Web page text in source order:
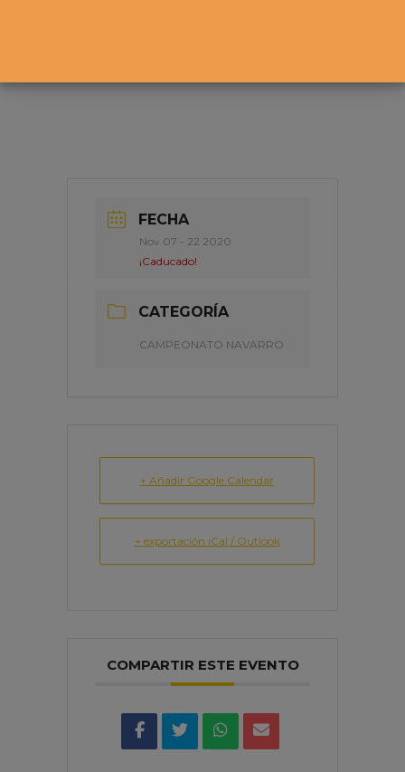
FECHA
Nov 07 - 22 2020
¡Caducado!
CATEGORÍA
CAMPEONATO NAVARRO
+ Añadir Google Calendar
+ exportación iCal / Outlook
COMPARTIR ESTE EVENTO